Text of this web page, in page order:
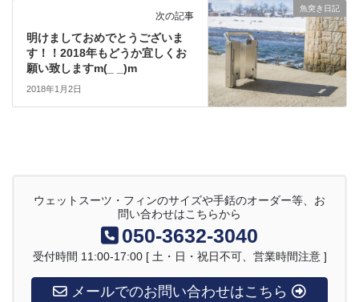
魚突き日記
次の記事
明けましておめでとうございま
す！！2018年もどうか宜しくお
願い致しますm(_ _)m
2018年1月2日
ウェットスーツ・フィンのサイズや手銛のオーダー等、お
問い合わせはこちらから
050-3632-3040
受付時間 11:00-17:00 [ 土・日・祝日不可、営業時間注意 ]
メールでのお問い合わせはこちら